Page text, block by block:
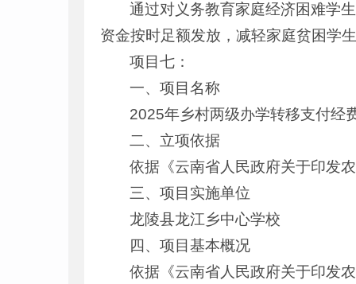
通过对义务教育家庭经济困难学
资金按时足额发放，减轻家庭贫困学
项目七：
一、项目名称
2025年乡村两级办学转移支付经
二、立项依据
依据《云南省人民政府关于印发
三、项目实施单位
龙陵县龙江乡中心学校
四、项目基本概况
依据《云南省人民政府关于印发